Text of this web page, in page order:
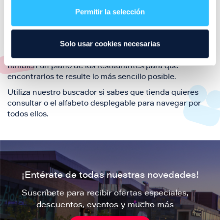
Permitir la selección
Solo usar cookies necesarias
también de nuestra oferta de ocio y shopping durante
podrás encontrar toda la información necesaria de
cada una de nuestras marcas. Sus datos de contacto y
también un plano de los restaurantes para que
encontrarlos te resulte lo más sencillo posible.
Utiliza nuestro buscador si sabes que tienda quieres
consultar o el alfabeto desplegable para navegar por
todos ellos.
¡Entérate de todas nuestras novedades!
Suscríbete para recibir ofertas especiales,
descuentos, eventos y mucho más